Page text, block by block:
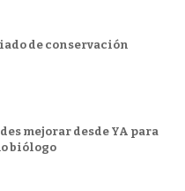
de conservación
mejorar desde YA para
biólogo